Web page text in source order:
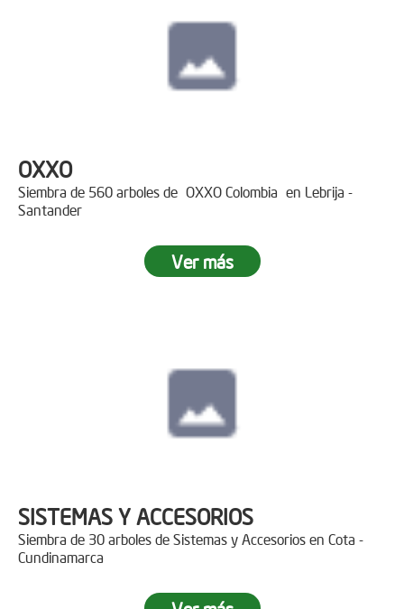
OXXO
Siembra de 560 arboles de OXXO Colombia en Lebrija -
Santander
Ver más
SISTEMAS Y ACCESORIOS
Siembra de 30 arboles de Sistemas y Accesorios en Cota -
Cundinamarca